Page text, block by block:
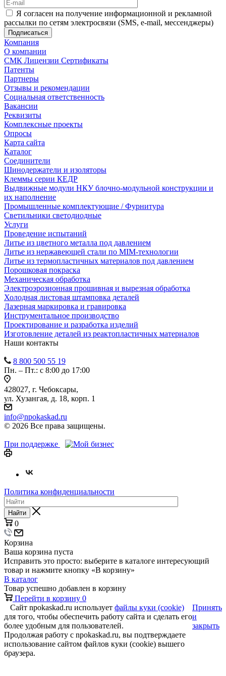
Я согласен на получение информационной и рекламной
рассылки по сетям электросвязи (SMS, e-mail, мессенджеры)
Компания
О компании
СМК Лицензии Сертификаты
Патенты
Партнеры
Отзывы и рекомендации
Социальная ответственность
Вакансии
Реквизиты
Комплексные проекты
Опросы
Карта сайта
Каталог
Соединители
Шинодержатели и изоляторы
Клеммы серии КЕДР
Выдвижные модули НКУ блочно-модульной конструкции и
их наполнение
Промышленные комплектующие / Фурнитура
Светильники светодиодные
Услуги
Проведение испытаний
Литье из цветного металла под давлением
Литье из нержавеющей стали по MIM-технологии
Литье из термопластичных материалов под давлением
Порошковая покраска
Механическая обработка
Электроэрозионная прошивная и вырезная обработка
Холодная листовая штамповка деталей
Лазерная маркировка и гравировка
Инструментальное производство
Проектирование и разработка изделий
Изготовление деталей из реактопластичных материалов
Наши контакты
8 800 500 55 19
Пн. – Пт.: с 8:00 до 17:00
428027, г. Чебоксары,
ул. Хузангая, д. 18, корп. 1
info@npokaskad.ru
© 2026 Все права защищены.
При поддержке
Политика конфиденциальности
Найти
0
Корзина
Ваша корзина пуста
Исправить это просто: выберите в каталоге интересующий
товар и нажмите кнопку «В корзину»
В каталог
Товар успешно добавлен в корзину
Перейти в корзину 0
Сайт npokaskad.ru использует файлы куки (cookie)
для того, чтобы обеспечить работу сайта и сделать его
более удобным для пользователей.
Продолжая работу с npokaskad.ru, вы подтверждаете
использование сайтом файлов куки (cookie) вышего
браузера.
Принять
и
закрыть